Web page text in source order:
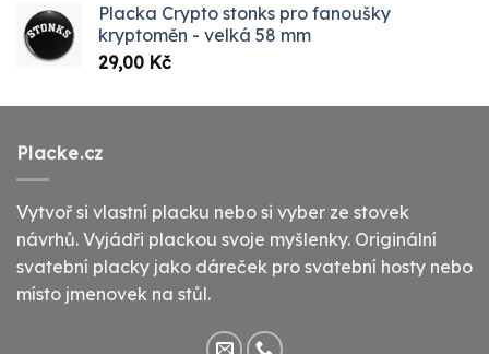
Placka Crypto stonks pro fanoušky
kryptoměn - velká 58 mm
29,00 Kč
Placke.cz
Vytvoř si vlastní placku nebo si vyber ze stovek
návrhů. Vyjádři plackou svoje myšlenky. Originální
svatební placky jako dáreček pro svatební hosty nebo
místo jmenovek na stůl.